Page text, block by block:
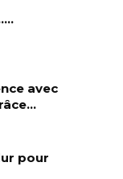
avec
pour